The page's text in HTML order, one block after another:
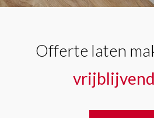
Offerte laten